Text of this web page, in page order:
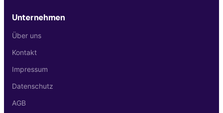
Unternehmen
Über uns
Kontakt
Impressum
Datenschutz
AGB